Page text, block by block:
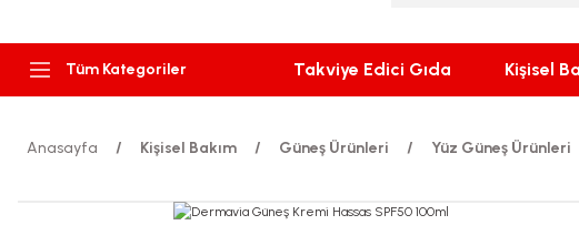
Tüm Kategoriler Takviye Edici Gıda Kişisel
Anasayfa Kişisel Bakım Güneş Ürünleri Yüz Güneş Ürünleri